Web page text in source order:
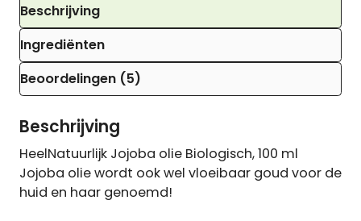
Beschrijving
Ingrediënten
Beoordelingen (5)
Beschrijving
HeelNatuurlijk Jojoba olie Biologisch, 100 ml
Jojoba olie wordt ook wel vloeibaar goud voor de
huid en haar genoemd!